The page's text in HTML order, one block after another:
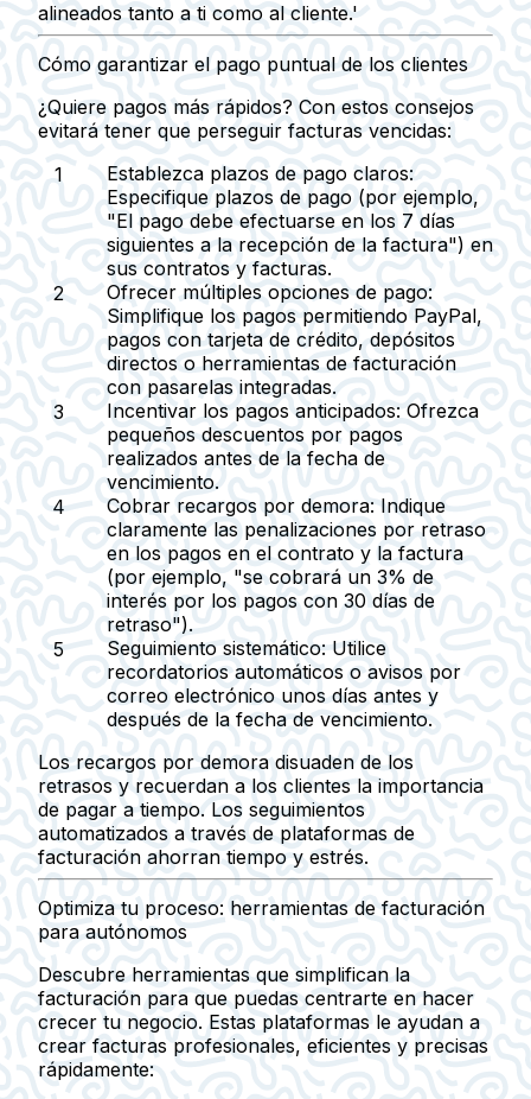
alineados tanto a ti como al cliente.'
Cómo garantizar el pago puntual de los clientes
¿Quiere pagos más rápidos? Con estos consejos
evitará tener que perseguir facturas vencidas:
Establezca plazos de pago claros:
Especifique plazos de pago (por ejemplo,
"El pago debe efectuarse en los 7 días
siguientes a la recepción de la factura") en
sus contratos y facturas.
Ofrecer múltiples opciones de pago:
Simplifique los pagos permitiendo PayPal,
pagos con tarjeta de crédito, depósitos
directos o herramientas de facturación
con pasarelas integradas.
Incentivar los pagos anticipados: Ofrezca
pequeños descuentos por pagos
realizados antes de la fecha de
vencimiento.
Cobrar recargos por demora: Indique
claramente las penalizaciones por retraso
en los pagos en el contrato y la factura
(por ejemplo, "se cobrará un 3% de
interés por los pagos con 30 días de
retraso").
Seguimiento sistemático: Utilice
recordatorios automáticos o avisos por
correo electrónico unos días antes y
después de la fecha de vencimiento.
Los recargos por demora disuaden de los
retrasos y recuerdan a los clientes la importancia
de pagar a tiempo. Los seguimientos
automatizados a través de plataformas de
facturación ahorran tiempo y estrés.
Optimiza tu proceso: herramientas de facturación
para autónomos
Descubre herramientas que simplifican la
facturación para que puedas centrarte en hacer
crecer tu negocio. Estas plataformas le ayudan a
crear facturas profesionales, eficientes y precisas
rápidamente: